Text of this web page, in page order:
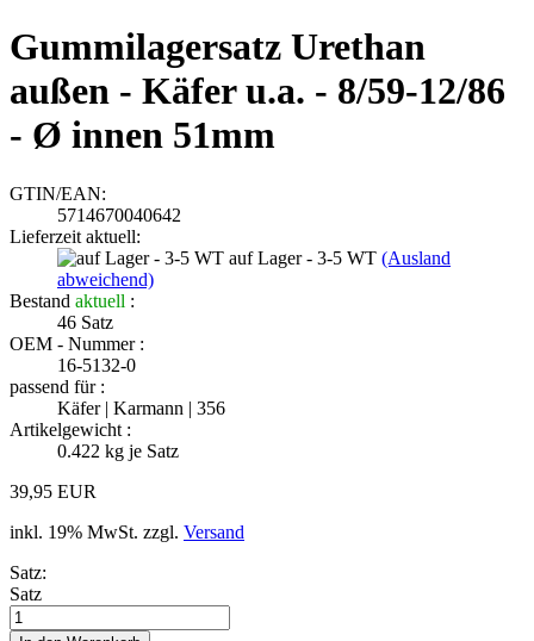
Gummilagersatz Urethan
außen - Käfer u.a. - 8/59-12/86
- Ø innen 51mm
GTIN/EAN:
5714670040642
Lieferzeit aktuell:
auf Lager - 3-5 WT (Ausland
abweichend)
Bestand aktuell :
46 Satz
OEM - Nummer :
16-5132-0
passend für :
Käfer | Karmann | 356
Artikelgewicht :
0.422 kg je Satz
39,95 EUR
inkl. 19% MwSt. zzgl. Versand
Satz:
Satz